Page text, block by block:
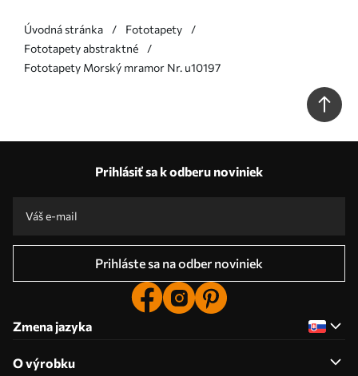
Úvodná stránka
Fototapety
Fototapety abstraktné
Fototapety Morský mramor Nr. u10197
Prihlásiť sa k odberu noviniek
Prihláste sa na odber noviniek
Zmena jazyka
O výrobku